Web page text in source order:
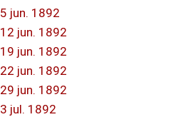
jun. 1892
jun. 1892
jun. 1892
jun. 1892
jun. 1892
jul. 1892